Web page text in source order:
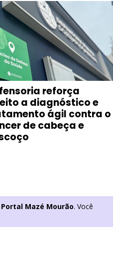
reforça
a diagnóstico e
ágil contra o
de cabeça e
Portal Mazé Mourão. Você